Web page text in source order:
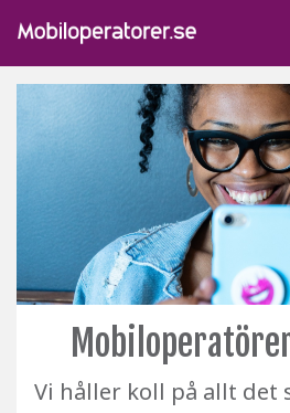
Vi håller koll på allt det